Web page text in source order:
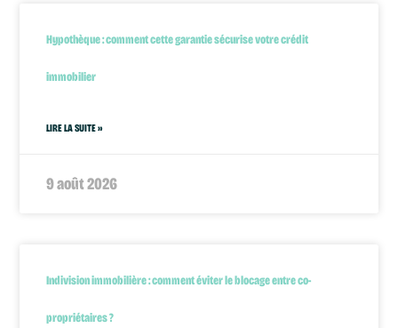
Hypothèque : comment cette garantie sécurise votre crédit
immobilier
LIRE LA SUITE »
9 août 2026
Indivision immobilière : comment éviter le blocage entre co-
propriétaires ?